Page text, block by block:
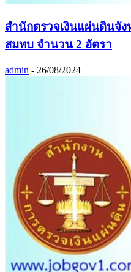
สำนักตรวจเงินแผ่นดินจัง
สมทบ จำนวน 2 อัตรา
admin - 26/08/2024